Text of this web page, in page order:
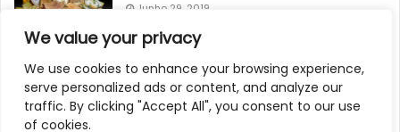
We value your privacy
We use cookies to enhance your browsing experience,
serve personalized ads or content, and analyze our
traffic. By clicking "Accept All", you consent to our use
of cookies.
Junho 29, 2019
Bolo Delicioso
Junho 14, 2019